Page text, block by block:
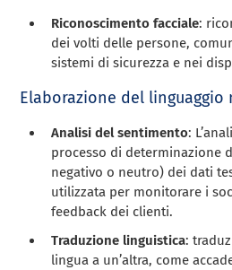
Riconoscimento facciale:
dei volti delle persone,
sistemi di sicurezza e nei
Elaborazione del linguaggio
Analisi del sentimento:
processo di determinazione
negativo o neutro) dei dati
utilizzata per monitorare i
feedback dei clienti.
Traduzione linguistica:
lingua a un’altra, come